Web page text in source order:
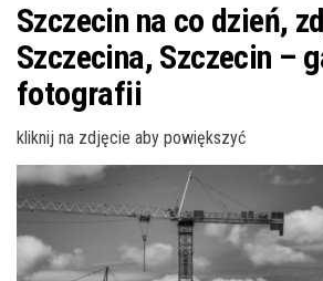
Szczecin na co dzień,
Szczecina, Szczecin –
fotografii
kliknij na zdjęcie aby powiększyć